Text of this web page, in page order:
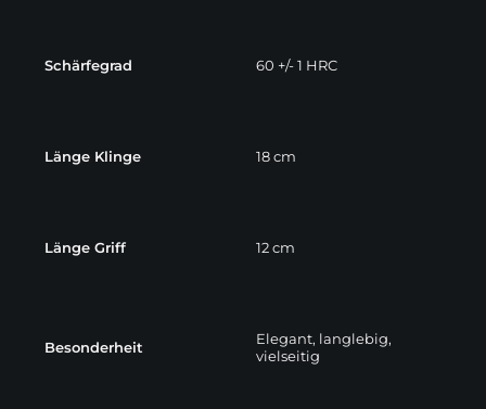
Schärfegrad 60 +/- 1 HRC
Länge Klinge 18 cm
Länge Griff 12 cm
Besonderheit
Elegant, langlebig,
vielseitig